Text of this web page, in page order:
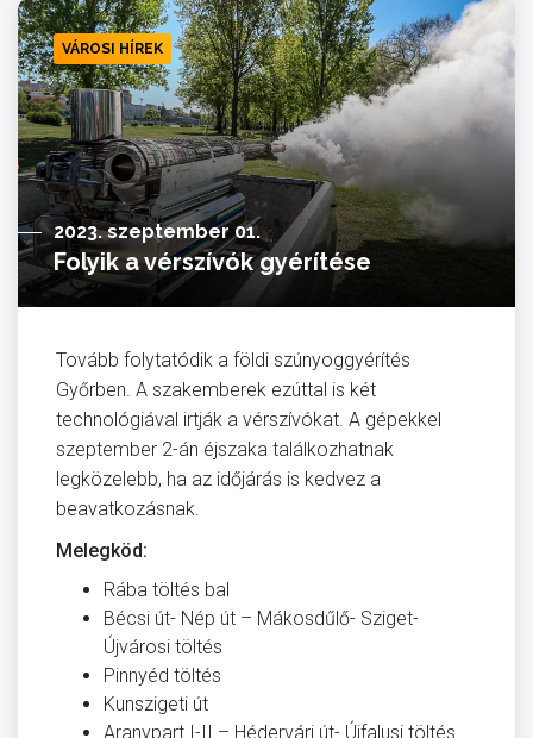
VÁROSI HÍREK
2023. szeptember 01.
Folyik a vérszívók gyérítése
Tovább folytatódik a földi szúnyoggyérítés
Győrben. A szakemberek ezúttal is két
technológiával irtják a vérszívókat. A gépekkel
szeptember 2-án éjszaka találkozhatnak
legközelebb, ha az időjárás is kedvez a
beavatkozásnak.
Melegköd:
Rába töltés bal
Bécsi út- Nép út – Mákosdűlő- Sziget-
Újvárosi töltés
Pinnyéd töltés
Kunszigeti út
Aranypart I-II – Hédervári út- Újfalusi töltés